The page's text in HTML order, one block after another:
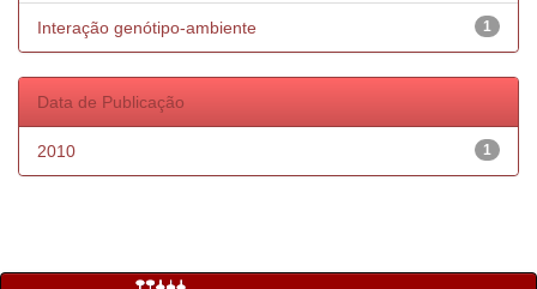
1
Interação genótipo-ambiente
Data de Publicação
1
2010